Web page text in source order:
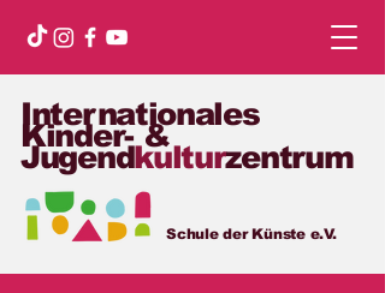
Internationales
Kinder- &
Jugendkulturzentrum
Schule der Künste e.V.